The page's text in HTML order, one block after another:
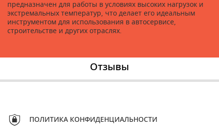
предназначен для работы в условиях высоких нагрузок и
экстремальных температур, что делает его идеальным
инструментом для использования в автосервисе,
строительстве и других отраслях.
Отзывы
ПОЛИТИКА КОНФИДЕНЦИАЛЬНОСТИ